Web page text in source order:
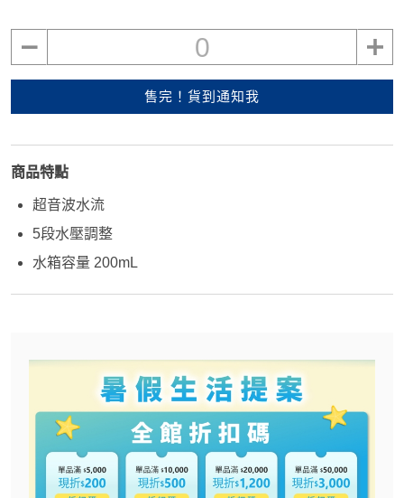
0
售完！貨到通知我
商品特點
超音波水流
5段水壓調整
水箱容量 200mL